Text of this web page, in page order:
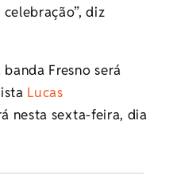
diz
Fresno será
Lucas
nesta sexta-feira, dia